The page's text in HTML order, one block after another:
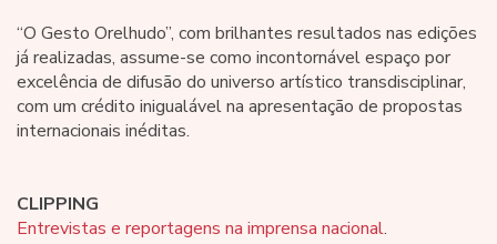
“O Gesto Orelhudo”, com brilhantes resultados nas edições
já realizadas, assume-se como incontornável espaço por
excelência de difusão do universo artístico transdisciplinar,
com um crédito inigualável na apresentação de propostas
internacionais inéditas.
CLIPPING
Entrevistas e reportagens na imprensa nacional.